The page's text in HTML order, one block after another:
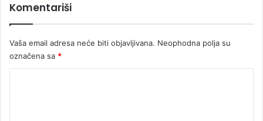
n
a
K
Komentariši
Vaša email adresa neće biti objavljivana. Neophodna polja su
označena sa *